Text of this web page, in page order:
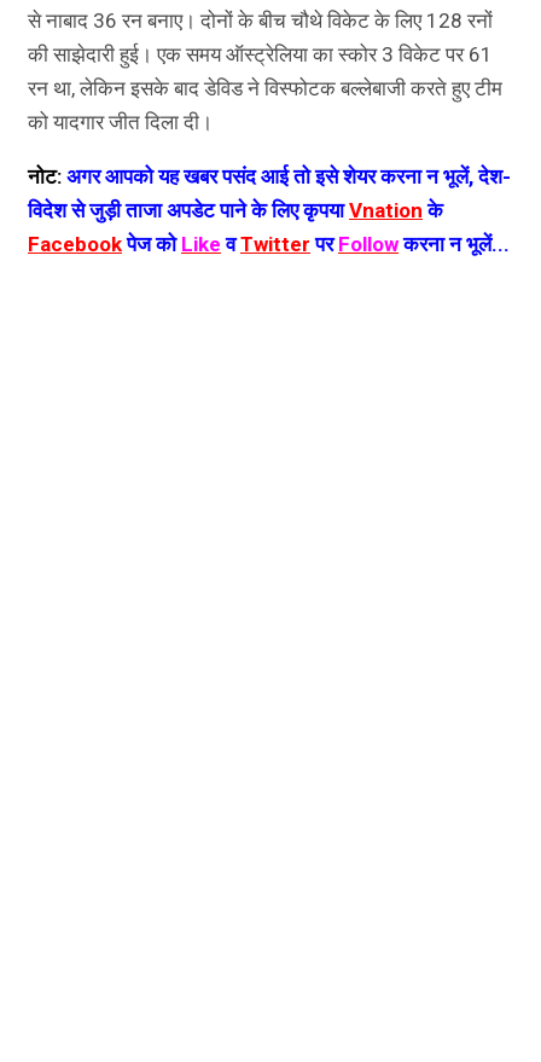
से नाबाद 36 रन बनाए। दोनों के बीच चौथे विकेट के लिए 128 रनों
की साझेदारी हुई। एक समय ऑस्ट्रेलिया का स्कोर 3 विकेट पर 61
रन था, लेकिन इसके बाद डेविड ने विस्फोटक बल्लेबाजी करते हुए टीम
को यादगार जीत दिला दी।
नोट: अगर आपको यह खबर पसंद आई तो इसे शेयर करना न भूलें, देश-
विदेश से जुड़ी ताजा अपडेट पाने के लिए कृपयाVnation के
Facebookपेज को Like वTwitter परFollowकरना न भूलें...